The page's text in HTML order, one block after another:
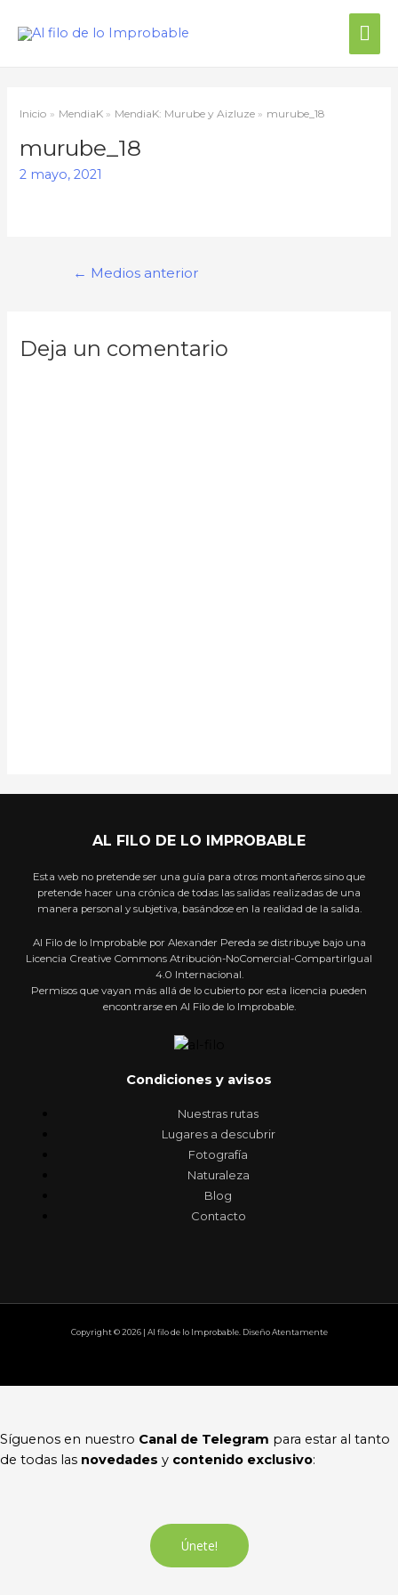
Inicio MendiaK MendiaK: Murube y Aizluze murube_18
murube_18
2 mayo, 2021
← Medios anterior
Deja un comentario
AL FILO DE LO IMPROBABLE
Esta web no pretende ser una guía para otros montañeros sino que
pretende hacer una crónica de todas las salidas realizadas de una
manera personal y subjetiva, basándose en la realidad de la salida.
Al Filo de lo Improbable por Alexander Pereda se distribuye bajo una
Licencia Creative Commons Atribución-NoComercial-CompartirIgual
4.0 Internacional.
Permisos que vayan más allá de lo cubierto por esta licencia pueden
encontrarse en Al Filo de lo Improbable.
Condiciones y avisos
Nuestras rutas
Lugares a descubrir
Fotografía
Naturaleza
Blog
Contacto
Copyright © 2026 | Al filo de lo Improbable. Diseño Atentamente
Síguenos en nuestro Canal de Telegram para estar al tanto
de todas las novedades y contenido exclusivo:
Únete!